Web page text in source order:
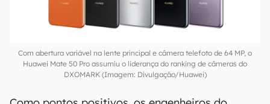
Com abertura variável na lente principal e câmera telefoto de 64 MP, o
Huawei Mate 50 Pro assumiu o liderança do ranking de câmeras do
DXOMARK (Imagem: Divulgação/Huawei)